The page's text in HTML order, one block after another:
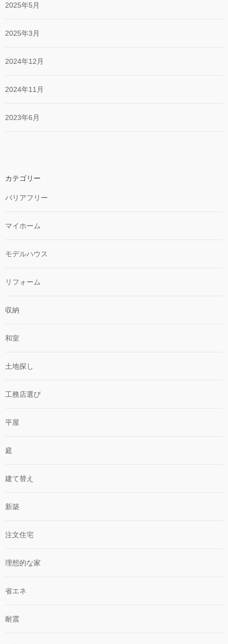
2025年5月
2025年3月
2024年12月
2024年11月
2023年6月
カテゴリー
バリアフリー
マイホーム
モデルハウス
リフォーム
収納
和室
土地探し
工務店選び
平屋
庭
建て替え
新築
注文住宅
理想的な家
省エネ
耐震